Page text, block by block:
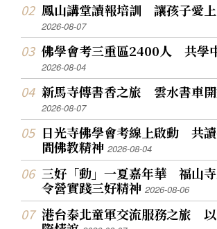
鳳山講堂讀報培訓 讓孩子愛
2026-08-07
佛學會考三重區2400人 共學
2026-08-04
新馬寺傳書香之旅 雲水書車
2026-08-07
日光寺佛學會考線上啟動 共
間佛教精神2026-08-04
三好「動」一夏嘉年華 福山
令營實踐三好精神2026-08-06
港台泰北童軍交流服務之旅